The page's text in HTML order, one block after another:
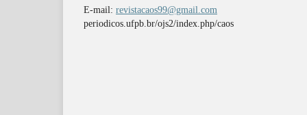
E-mail: revistacaos99@gmail.com
periodicos.ufpb.br/ojs2/index.php/caos